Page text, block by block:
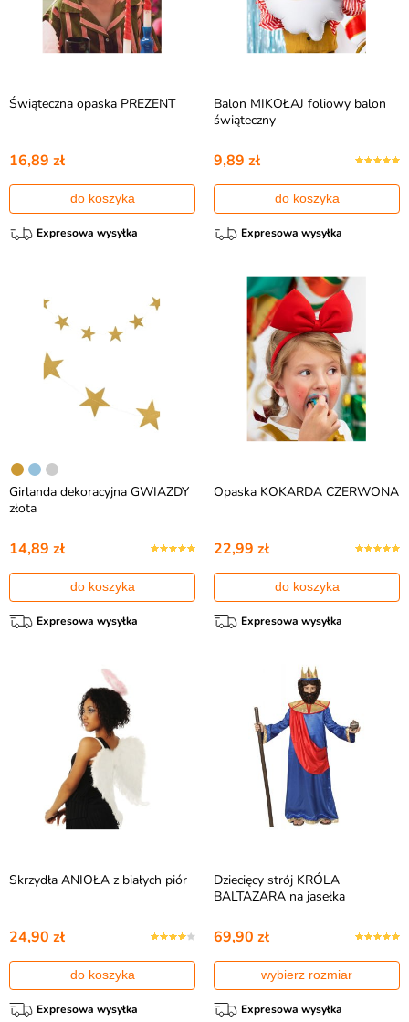
Świąteczna opaska PREZENT
16,89 zł
do koszyka
Expresowa wysyłka
Balon MIKOŁAJ foliowy balon
świąteczny
9,89 zł
do koszyka
Expresowa wysyłka
Girlanda dekoracyjna GWIAZDY
złota
14,89 zł
do koszyka
Expresowa wysyłka
Opaska KOKARDA CZERWONA
22,99 zł
do koszyka
Expresowa wysyłka
Skrzydła ANIOŁA z białych piór
24,90 zł
do koszyka
Expresowa wysyłka
Dziecięcy strój KRÓLA
BALTAZARA na jasełka
69,90 zł
wybierz rozmiar
Expresowa wysyłka